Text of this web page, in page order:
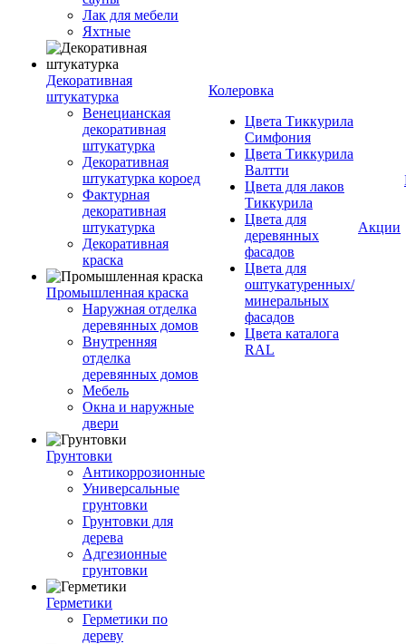
Лак для мебели
Яхтные
Декоративная
штукатурка
Венецианская
декоративная
штукатурка
Декоративная
штукатурка короед
Фактурная
декоративная
штукатурка
Декоративная
краска
Промышленная краска
Наружная отделка
деревянных домов
Внутренняя
отделка
деревянных домов
Мебель
Окна и наружные
двери
Грунтовки
Антикоррозионные
Универсальные
грунтовки
Грунтовки для
дерева
Адгезионные
грунтовки
Герметики
Герметики по
дереву
Колеровка
Цвета Тиккурила
Симфония
Цвета Тиккурила
Валтти
Цвета для лаков
Тиккурила
Цвета для
деревянных
фасадов
Цвета для
оштукатуренных/
минеральных
фасадов
Цвета каталога
RAL
Акции